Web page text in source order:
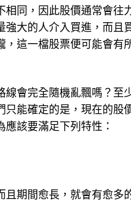
相同，因此股價通常會
強大的人介入買進，而
，這一檔股票便可能會
會完全隨機亂飄嗎？至
能確定的是，現在的股
該要滿足下列特性：
且期間愈長，就會有愈